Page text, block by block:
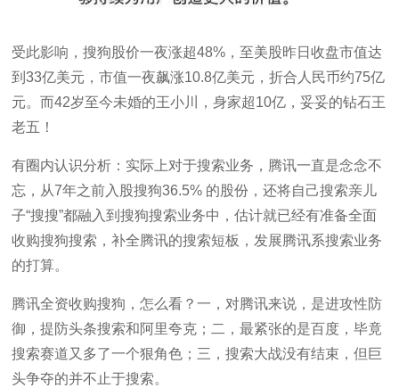
受此影响，搜狗股价一夜涨超48%，至美股昨日收盘市值达
到33亿美元，市值一夜飙涨10.8亿美元，折合人民币约75亿
元。而42岁至今未婚的王小川，身家超10亿，妥妥的钻石王
老五！
有圈内认识分析：实际上对于搜索业务，腾讯一直是念念不
忘，从7年之前入股搜狗36.5% 的股份，还将自己搜索亲儿
子“搜搜”都融入到搜狗搜索业务中，估计就已经有准备全面
收购搜狗搜索，补全腾讯的搜索短板，发展腾讯系搜索业务
的打算。
腾讯全资收购搜狗，怎么看？一，对腾讯来说，是进攻性防
御，提防头条搜索和阿里夸克；二，最紧张的是百度，毕竟
搜索赛道又多了一个狠角色；三，搜索大战没有结束，但巨
头争夺的并不止于搜索。